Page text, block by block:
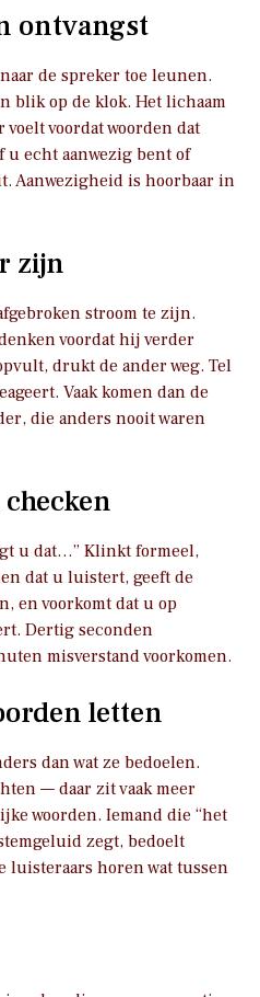
ontvangst
de spreker toe leunen.
blik op de klok. Het lichaam
voordat woorden dat
u echt aanwezig bent of
Aanwezigheid is hoorbaar in
zijn
stroom te zijn.
voordat hij verder
drukt de ander weg. Tel
Vaak komen dan de
die anders nooit waren
u dat…” Klinkt formeel,
dat u luistert, geeft de
en voorkomt dat u op
Dertig seconden
misverstand voorkomen.
letten
dan wat ze bedoelen.
— daar zit vaak meer
woorden. Iemand die “het
zegt, bedoelt
luisteraars horen wat tussen